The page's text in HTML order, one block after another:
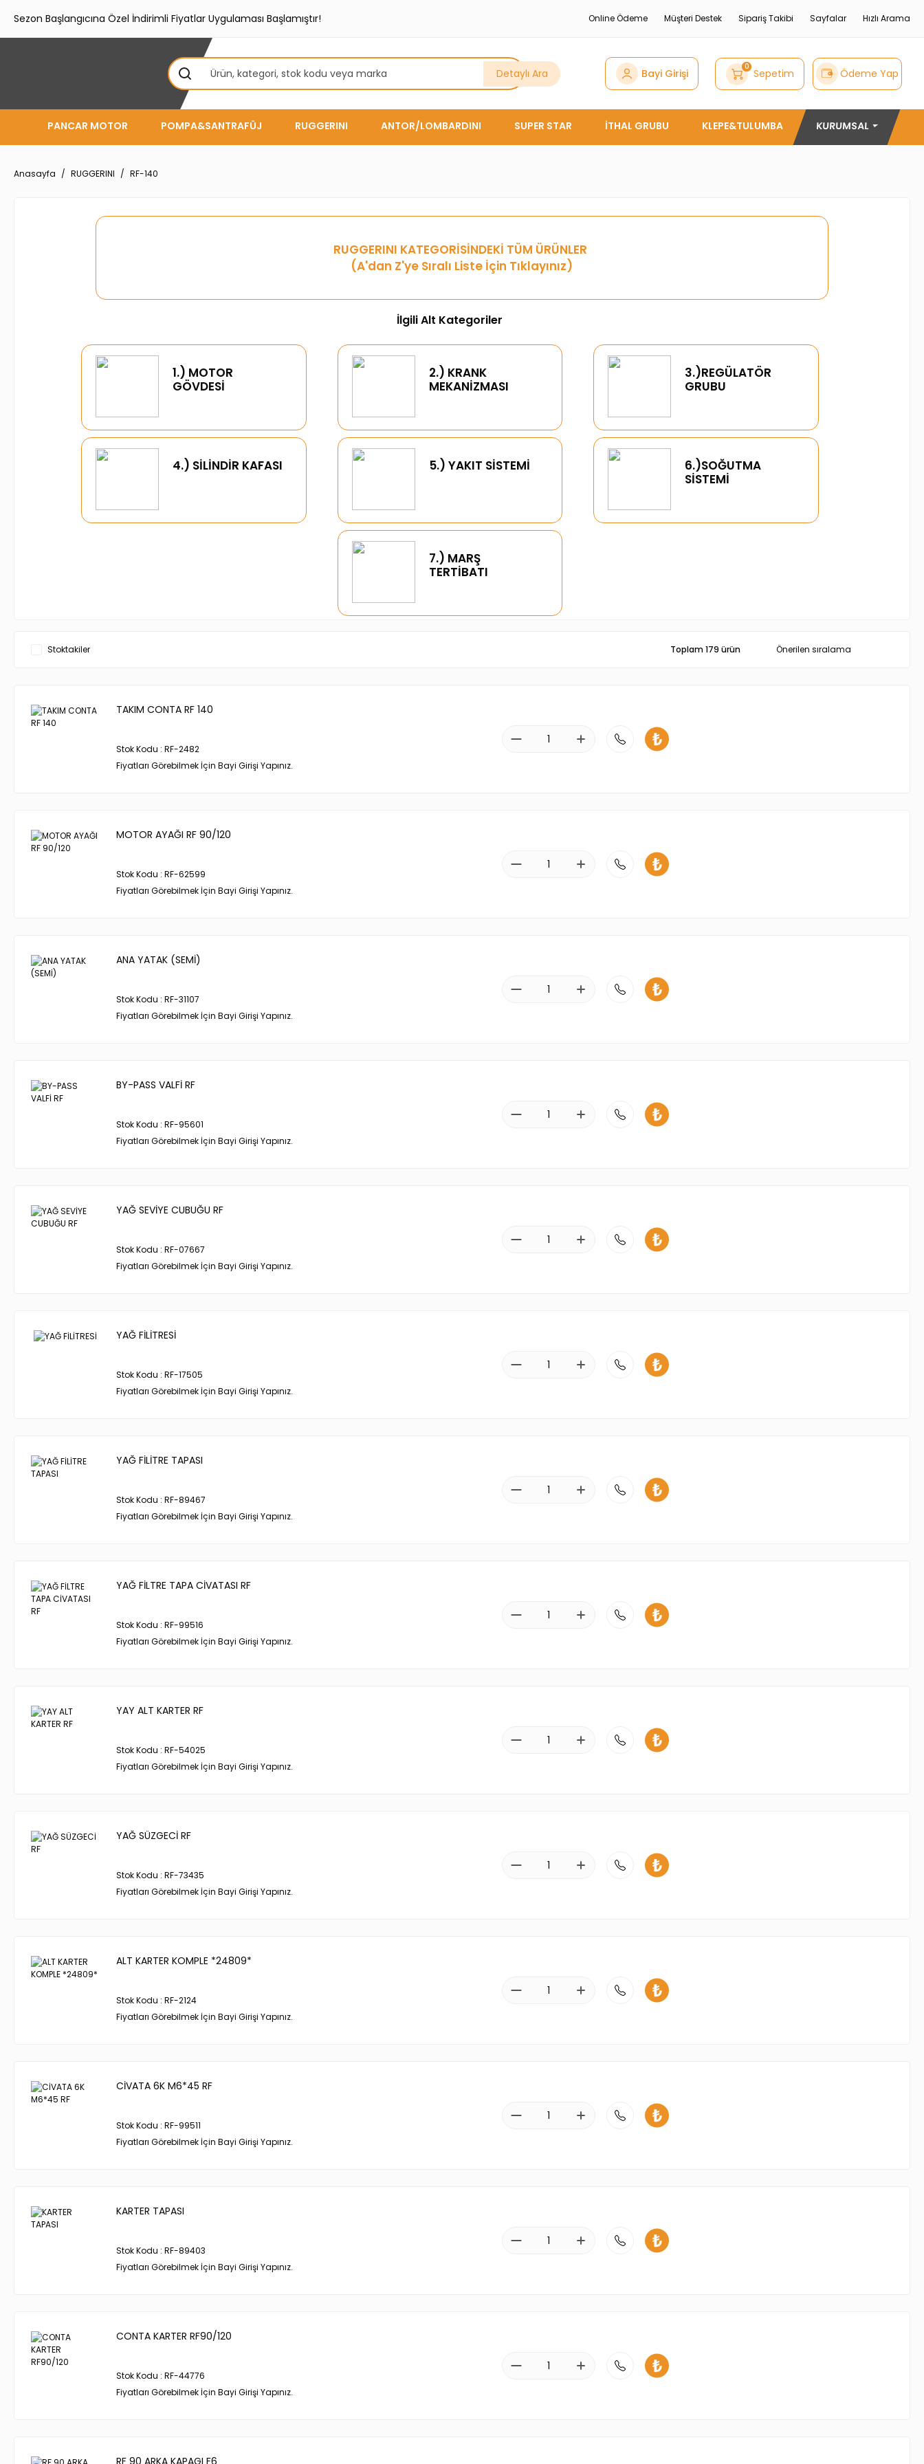
Sezon Başlangıcına Özel İndirimli Fiyatlar Uygulaması Başlamıştır! Online Ödeme Müşteri Destek Sipariş Takibi Sayfalar Hızlı Arama
Detaylı Ara Bayi Girişi 0 Sepetim Ödeme Yap
PANCAR MOTOR POMPA&SANTRAFÜJ RUGGERINI ANTOR/LOMBARDINI SUPER STAR İTHAL GRUBU KLEPE&TULUMBA KURUMSAL
Anasayfa RUGGERINI RF-140
RUGGERINI KATEGORİSİNDEKİ TÜM ÜRÜNLER
(A'dan Z'ye Sıralı Liste İçin Tıklayınız)
İlgili Alt Kategoriler
1.) MOTOR
GÖVDESİ
2.) KRANK
MEKANİZMASI
3.)REGÜLATÖR
GRUBU
4.) SİLİNDİR KAFASI 5.) YAKIT SİSTEMİ
6.)SOĞUTMA
SİSTEMİ
7.) MARŞ
TERTİBATI
Stoktakiler Toplam 179 ürün
TAKIM CONTA RF 140
Stok Kodu : RF-2482
Fiyatları Görebilmek İçin Bayi Girişi Yapınız.
MOTOR AYAĞI RF 90/120
Stok Kodu : RF-62599
Fiyatları Görebilmek İçin Bayi Girişi Yapınız.
ANA YATAK (SEMİ)
Stok Kodu : RF-31107
Fiyatları Görebilmek İçin Bayi Girişi Yapınız.
BY-PASS VALFİ RF
Stok Kodu : RF-95601
Fiyatları Görebilmek İçin Bayi Girişi Yapınız.
YAĞ SEVİYE CUBUĞU RF
Stok Kodu : RF-07667
Fiyatları Görebilmek İçin Bayi Girişi Yapınız.
YAĞ FİLİTRESİ
Stok Kodu : RF-17505
Fiyatları Görebilmek İçin Bayi Girişi Yapınız.
YAĞ FİLİTRE TAPASI
Stok Kodu : RF-89467
Fiyatları Görebilmek İçin Bayi Girişi Yapınız.
YAĞ FİLTRE TAPA CİVATASI RF
Stok Kodu : RF-99516
Fiyatları Görebilmek İçin Bayi Girişi Yapınız.
YAY ALT KARTER RF
Stok Kodu : RF-54025
Fiyatları Görebilmek İçin Bayi Girişi Yapınız.
YAĞ SÜZGECİ RF
Stok Kodu : RF-73435
Fiyatları Görebilmek İçin Bayi Girişi Yapınız.
ALT KARTER KOMPLE *24809*
Stok Kodu : RF-2124
Fiyatları Görebilmek İçin Bayi Girişi Yapınız.
CİVATA 6K M6*45 RF
Stok Kodu : RF-99511
Fiyatları Görebilmek İçin Bayi Girişi Yapınız.
KARTER TAPASI
Stok Kodu : RF-89403
Fiyatları Görebilmek İçin Bayi Girişi Yapınız.
CONTA KARTER RF90/120
Stok Kodu : RF-44776
Fiyatları Görebilmek İçin Bayi Girişi Yapınız.
RF 90 ARKA KAPAGI F6